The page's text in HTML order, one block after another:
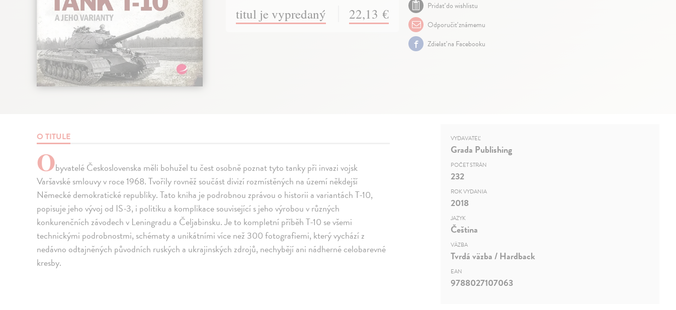
titul je vypredaný 22,13 €
Pridať do wishlistu
Odporučiť známemu
Zdielať na Facebooku
O TITULE
Obyvatelé Československa měli bohužel tu čest osobně poznat tyto tanky při invazi vojsk
Varšavské smlouvy v roce 1968. Tvořily rovněž součást divizí rozmístěných na území někdejší
Německé demokratické republiky. Tato kniha je podrobnou zprávou o historii a variantách T-10,
popisuje jeho vývoj od IS-3, i politiku a komplikace související s jeho výrobou v různých
konkurenčních závodech v Leningradu a Čeljabinsku. Je to kompletní příběh T-10 se všemi
technickými podrobnostmi, schématy a unikátními více než 300 fotografiemi, který vychází z
nedávno odtajněných původních ruských a ukrajinských zdrojů, nechybějí ani nádherné celobarevné
kresby.
VYDAVATEĽ
Grada Publishing
POČET STRÁN
232
ROK VYDANIA
2018
JAZYK
Čeština
VÄZBA
Tvrdá väzba / Hardback
EAN
9788027107063